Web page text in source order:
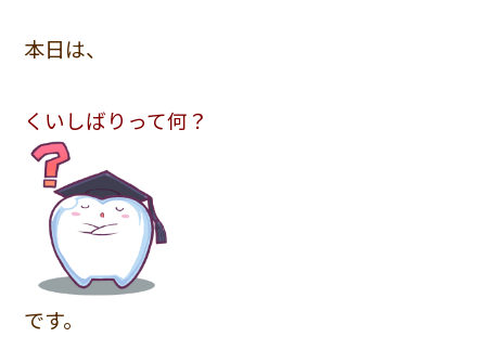
本日は、
くいしばりって何？
です。